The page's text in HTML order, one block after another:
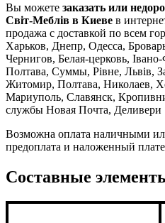
Вы можете заказать или
Світ-Меблів в Киеве в
продажа с доставкой по всем
Харьков, Днепр, Одесса,
Чернигов, Белая-церковь,
Полтава, Суммы, Рівне, Львів,
Житомир, Полтава, Николаев,
Мариуполь, Славянск,
службы Новая Почта, Деливери
Возможна оплата наличными
предоплата и наложенный
Составные